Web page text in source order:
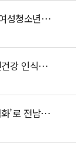
[경기 부천]부천시의회 이종문 의원 '경기도 여성청소년 생리용품 보편지원'사업정책의 개선을 촉구
[경기 수원]수원특례시의회 윤경선 의원 정신건강 인식개선 행사 참석…회복과 연대 강조
[전남 영광]오미화 도의원, ‘여성의 정치 세력화’로 전남 민주주의와 성평등 실현해야